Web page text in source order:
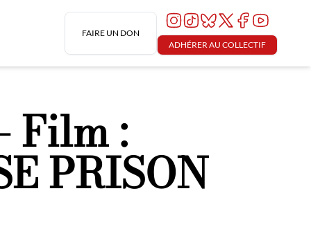
FAIRE UN DON
ADHÉRER AU COLLECTIF
Film :
PRISON